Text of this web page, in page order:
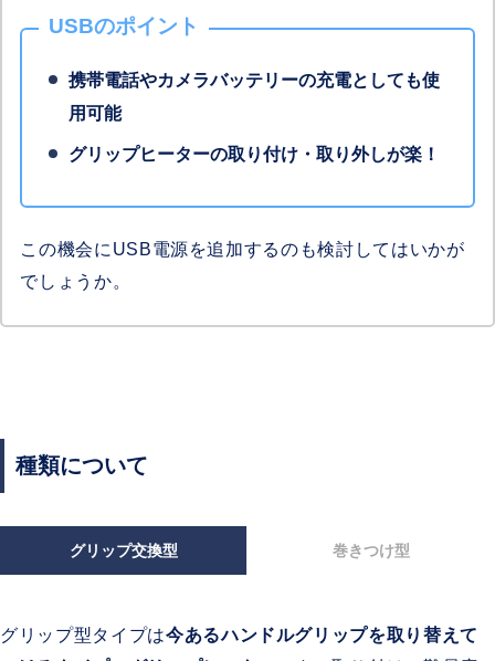
USBのポイント
携帯電話やカメラバッテリーの充電としても使
用可能
グリップヒーターの取り付け・取り外しが楽！
この機会にUSB電源を追加するのも検討してはいかが
でしょうか。
種類について
グリップ交換型 巻きつけ型
グリップ型タイプは今あるハンドルグリップを取り替えて